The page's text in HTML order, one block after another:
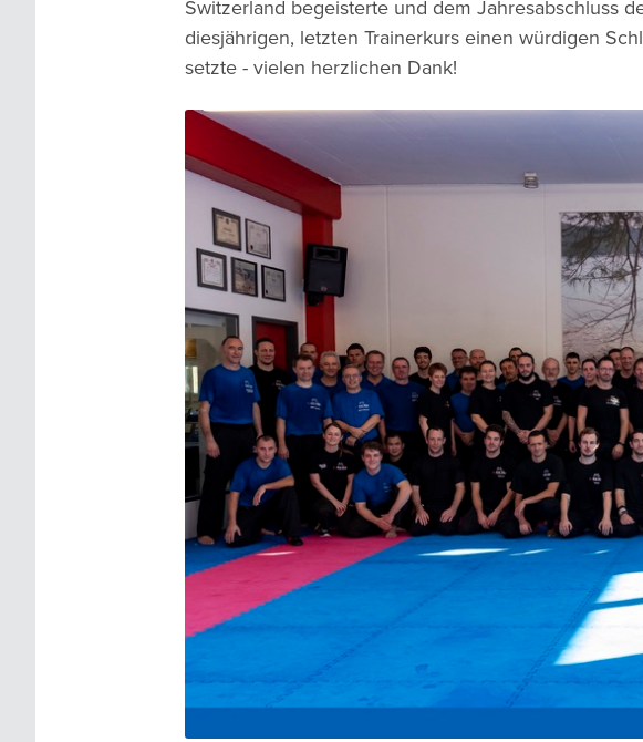
Switzerland begeisterte und dem Jahresabschluss
diesjährigen, letzten Trainerkurs einen würdigen
setzte - vielen herzlichen Dank!